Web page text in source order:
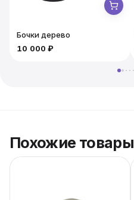
Бочки дерево
10 000 ₽
Похожие товары